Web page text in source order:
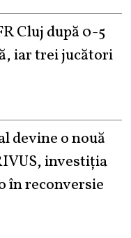
Cluj după 0-5
iar trei jucători
devine o nouă
investiția
în reconversie